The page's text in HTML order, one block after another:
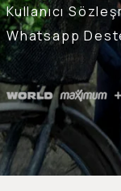
Kullanıcı
Whatsapp